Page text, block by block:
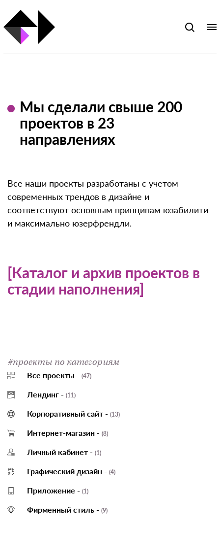
Мы сделали свыше 200
проектов в 23
направлениях
Все наши проекты разработаны с учетом
современных трендов в дизайне и
соответствуют основным принципам юзабилити
и максимально юзерфрендли.
[Каталог и архив проектов в
стадии наполнения]
#проекты по категориям
Все проекты - (47)
Лендинг - (11)
Корпоративный сайт - (13)
Интернет-магазин - (8)
Личный кабинет - (1)
Графический дизайн - (4)
Приложение - (1)
Фирменный стиль - (9)